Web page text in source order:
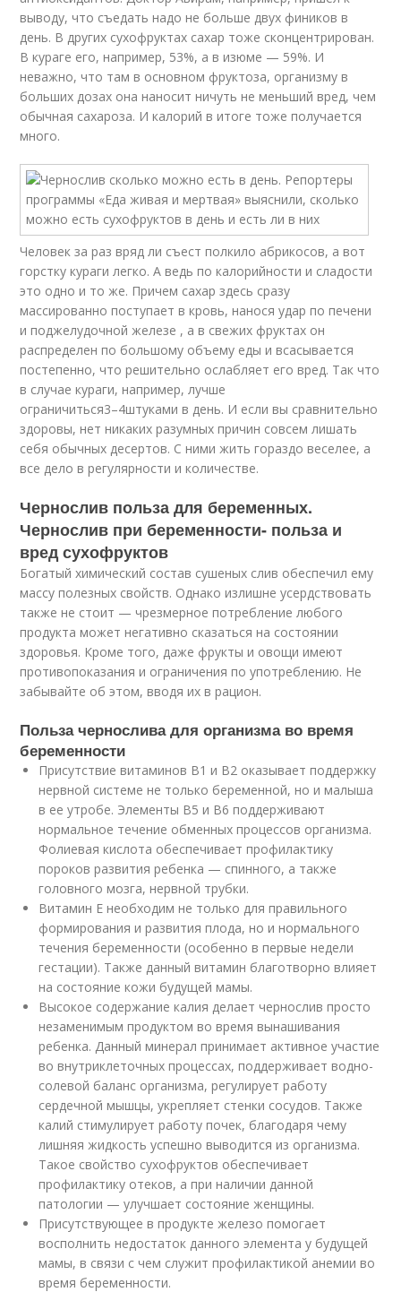
выводу, что съедать надо не больше двух фиников в
день. В других сухофруктах сахар тоже сконцентрирован.
В кураге его, например, 53%, а в изюме — 59%. И
неважно, что там в основном фруктоза, организму в
больших дозах она наносит ничуть не меньший вред, чем
обычная сахароза. И калорий в итоге тоже получается
много.
Человек за раз вряд ли съест полкило абрикосов, а вот
горстку кураги легко. А ведь по калорийности и сладости
это одно и то же. Причем сахар здесь сразу
массированно поступает в кровь, нанося удар по печени
и поджелудочной железе , а в свежих фруктах он
распределен по большому объему еды и всасывается
постепенно, что решительно ослабляет его вред. Так что
в случае кураги, например, лучше
ограничиться3–4штуками в день. И если вы сравнительно
здоровы, нет никаких разумных причин совсем лишать
себя обычных десертов. С ними жить гораздо веселее, а
все дело в регулярности и количестве.
Чернослив польза для беременных.
Чернослив при беременности- польза и
вред сухофруктов
Богатый химический состав сушеных слив обеспечил ему
массу полезных свойств. Однако излишне усердствовать
также не стоит — чрезмерное потребление любого
продукта может негативно сказаться на состоянии
здоровья. Кроме того, даже фрукты и овощи имеют
противопоказания и ограничения по употреблению. Не
забывайте об этом, вводя их в рацион.
Польза чернослива для организма во время
беременности
Присутствие витаминов B1 и B2 оказывает поддержку
нервной системе не только беременной, но и малыша
в ее утробе. Элементы B5 и B6 поддерживают
нормальное течение обменных процессов организма.
Фолиевая кислота обеспечивает профилактику
пороков развития ребенка — спинного, а также
головного мозга, нервной трубки.
Витамин E необходим не только для правильного
формирования и развития плода, но и нормального
течения беременности (особенно в первые недели
гестации). Также данный витамин благотворно влияет
на состояние кожи будущей мамы.
Высокое содержание калия делает чернослив просто
незаменимым продуктом во время вынашивания
ребенка. Данный минерал принимает активное участие
во внутриклеточных процессах, поддерживает водно-
солевой баланс организма, регулирует работу
сердечной мышцы, укрепляет стенки сосудов. Также
калий стимулирует работу почек, благодаря чему
лишняя жидкость успешно выводится из организма.
Такое свойство сухофруктов обеспечивает
профилактику отеков, а при наличии данной
патологии — улучшает состояние женщины.
Присутствующее в продукте железо помогает
восполнить недостаток данного элемента у будущей
мамы, в связи с чем служит профилактикой анемии во
время беременности.